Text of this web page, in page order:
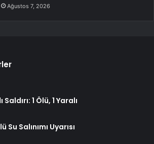
Ağustos 7, 2026
1 Ölü, 1 Yaralı
Salınımı Uyarısı